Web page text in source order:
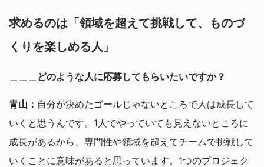
求めるのは「領域を超えて挑戦して、ものづ
くりを楽しめる人」
＿＿＿どのような人に応募してもらいたいですか？
青山： 自分が決めたゴールじゃないところで人は成長して
いくと思うんです。1人でやっていても見えないところに
成長があるから、専門性や領域を超えてチームで挑戦して
いくことに意味があると思っています。1つのプロジェク